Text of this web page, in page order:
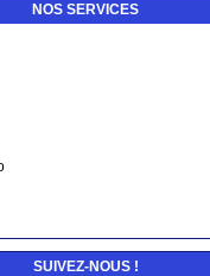
NOS SERVICES
SUIVEZ-NOUS !